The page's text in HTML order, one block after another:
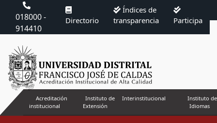
018000 -
914410
Directorio
Índices de
transparencia
Participa
Acreditación
institucional
Instituto de
Extensión
Interinstitucional
Instituto de
Idiomas